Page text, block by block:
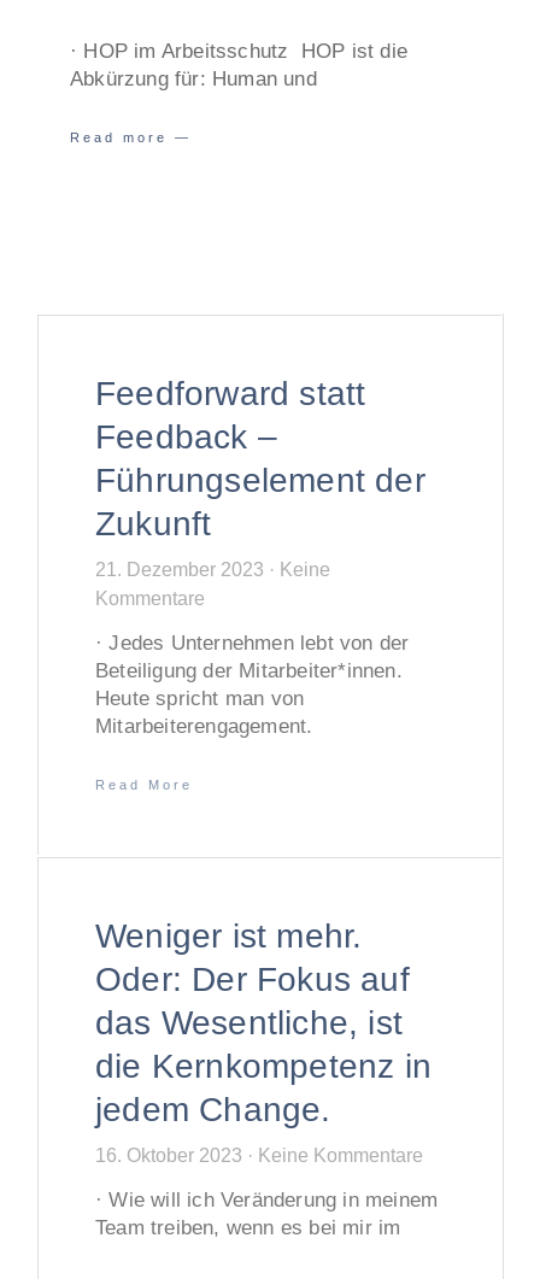
· HOP im Arbeitsschutz HOP ist die
Abkürzung für: Human und
Read more —
Feedforward statt
Feedback –
Führungselement der
Zukunft
21. Dezember 2023
Keine
Kommentare
· Jedes Unternehmen lebt von der
Beteiligung der Mitarbeiter*innen.
Heute spricht man von
Mitarbeiterengagement.
Read More
Weniger ist mehr.
Oder: Der Fokus auf
das Wesentliche, ist
die Kernkompetenz in
jedem Change.
16. Oktober 2023 Keine Kommentare
· Wie will ich Veränderung in meinem
Team treiben, wenn es bei mir im